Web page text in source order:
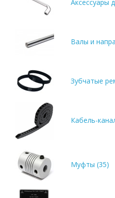
Аксессуары
Валы и
Зубчатые
Кабель-
Муфты (35)